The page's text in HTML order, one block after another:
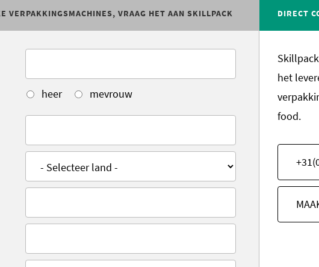
VERPAKKINGSMACHINES, VRAAG HET AAN SKILLPACK
heer mevrouw
DIRECT
het
food.